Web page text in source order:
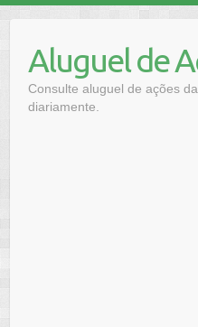
contentAluguel de
Consulte aluguel de ações
diariamente.